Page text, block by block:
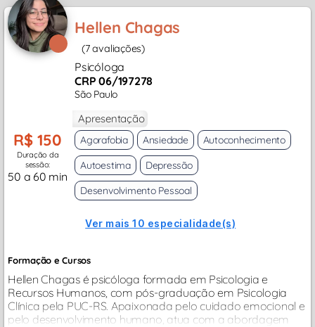
Hellen Chagas
(7 avaliações)
Psicóloga
CRP 06/197278
São Paulo
Apresentação
R$ 150
Duração da
sessão:
50 a 60 min
Agorafobia Ansiedade
Autoconhecimento
Autoestima
Depressão
Desenvolvimento Pessoal
Ver mais 10 especialidade(s)
Formação e Cursos
Hellen Chagas é psicóloga formada em Psicologia e
Recursos Humanos, com pós-graduação em Psicologia
Clínica pela PUC-RS. Apaixonada pelo cuidado emocional e
pelo desenvolvimento humano, atua com a abordagem